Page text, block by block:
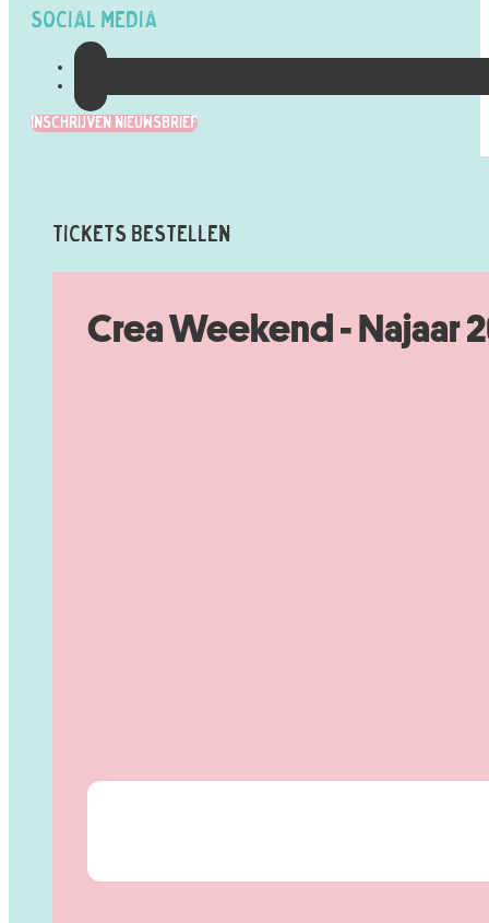
Social Media
Inschrijven Nieuwsbrief
Tickets Bestellen